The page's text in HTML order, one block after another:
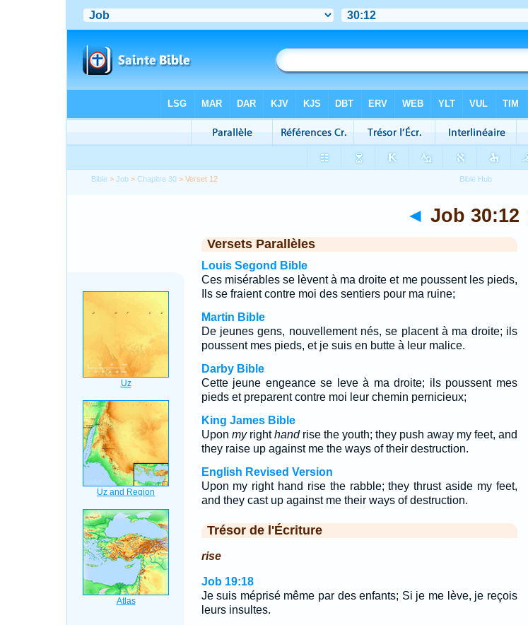
Bible >Job >Chapitre 30 > Verset 12
◄ Job 30:12
Versets Parallèles
Louis Segond Bible
Ces misérables se lèvent à ma droite et me poussent les pieds,
Ils se fraient contre moi des sentiers pour ma ruine;
Martin Bible
De jeunes gens, nouvellement nés, se placent à ma droite; ils
poussent mes pieds, et je suis en butte à leur malice.
Darby Bible
Cette jeune engeance se leve à ma droite; ils poussent mes
pieds et preparent contre moi leur chemin pernicieux;
King James Bible
Upon myrighthandrise the youth; they push away my feet, and
they raise up against me the ways of their destruction.
English Revised Version
Upon my right hand rise the rabble; they thrust aside my feet,
and they cast up against me their ways of destruction.
Trésor de l'Écriture
rise
Job 19:18
Je suis méprisé même par des enfants; Si je me lève, je reçois
leurs insultes.